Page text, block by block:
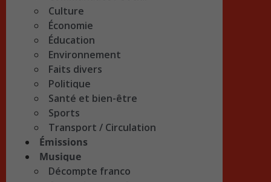
Culture
Économie
Éducation
Environnement
Faits divers
Politique
Santé et bien-être
Sports
Transport / Circulation
Émissions
Musique
Décompte franco